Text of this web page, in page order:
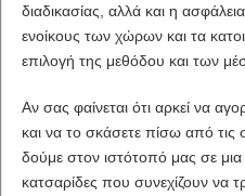
διαδικασίας, αλλά και η
ενοίκους των χώρων και τα
επιλογή της μεθόδου και των
Αν σας φαίνεται ότι αρκεί να
και να το σκάσετε πίσω από τις
δούμε στον ιστότοπό μας σε
κατσαρίδες που συνεχίζουν να